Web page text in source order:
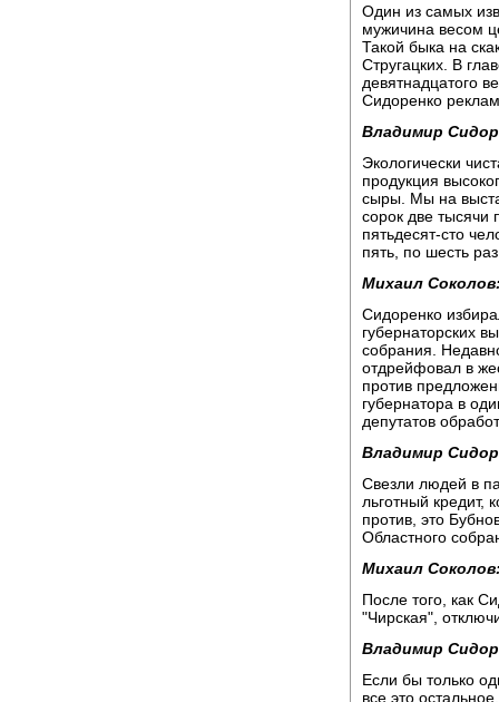
Один из самых
мужичина весом
Такой быка на
Стругацких. В
девятнадцатого
Сидоренко
Владимир
Экологически
продукция
сыры. Мы на
сорок две тысячи
пятьдесят-сто
пять, по шесть
Михаил
Сидоренко
губернаторских
собрания.
отдрейфовал в
против
губернатора в
депутатов
Владимир
Свезли людей в
льготный кредит,
против, это
Областного
Михаил
После того, как
"Чирская",
Владимир
Если бы только
все это